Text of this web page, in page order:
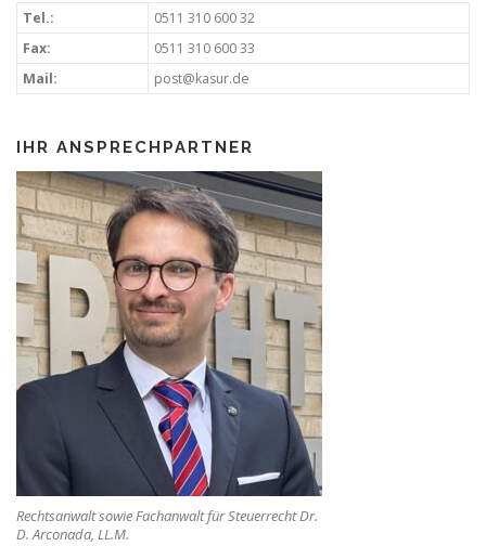
Tel.:
0511 310 600 32
Fax:
0511 310 600 33
Mail:
post@kasur.de
IHR ANSPRECHPARTNER
Rechtsanwalt sowie Fachanwalt für Steuerrecht Dr.
D. Arconada, LL.M.